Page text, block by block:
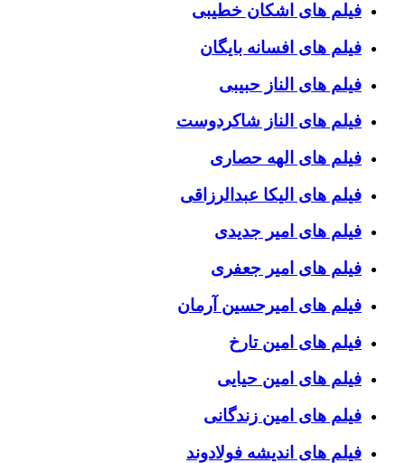
فیلم های اشکان خطیبی
فیلم های افسانه بایگان
فیلم های الناز حبیبی
فیلم های الناز شاکردوست
فیلم های الهه حصاری
فیلم های الیکا عبدالرزاقی
فیلم های امیر جدیدی
فیلم های امیر جعفری
فیلم های امیرحسین آرمان
فیلم های امین تارخ
فیلم های امین حیایی
فیلم های امین زندگانی
فیلم های اندیشه فولادوند